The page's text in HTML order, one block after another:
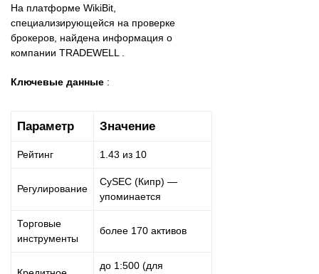
На платформе WikiBit,
специализирующейся на проверке
брокеров, найдена информация о
компании TRADEWELL .
Ключевые данные :
Параметр Значение
Рейтинг 1.43 из 10
Регулирование
CySEC (Кипр) —
упоминается
Торговые
инструменты
более 170 активов
до 1:500 (для